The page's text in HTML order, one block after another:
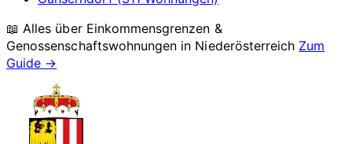
📖 Alles über Einkommensgrenzen &
Genossenschaftswohnungen in Niederösterreich Zum
Guide →